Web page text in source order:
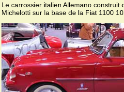
Le carrossier italien Allemano construit
Michelotti sur la base de la Fiat 1100